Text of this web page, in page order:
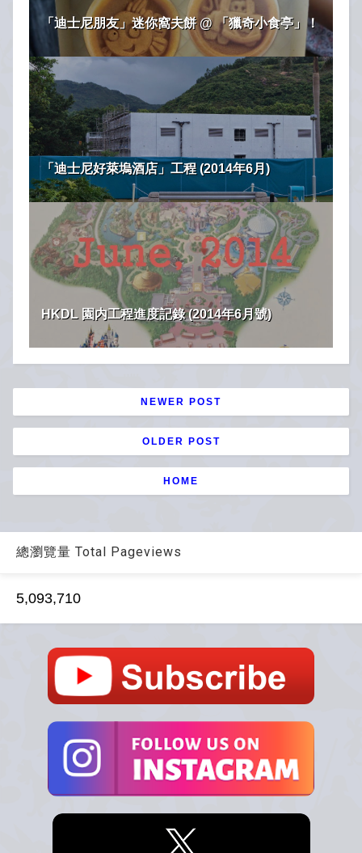
「迪士尼朋友」迷你窩夫餅 @ 「獵奇小食亭」！
「迪士尼好萊塢酒店」工程 (2014年6月)
HKDL 園内工程進度記錄 (2014年6月號)
NEWER POST
OLDER POST
HOME
總瀏覽量 Total Pageviews
5,093,710